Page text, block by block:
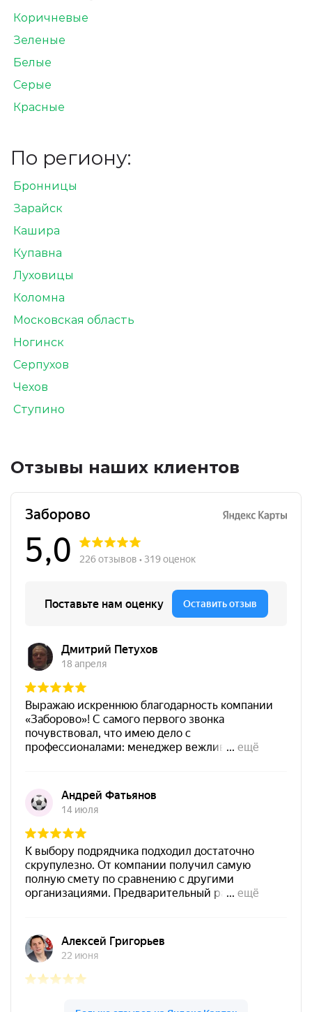
Коричневые
Зеленые
Белые
Серые
Красные
По региону:
Бронницы
Зарайск
Кашира
Купавна
Луховицы
Коломна
Московская область
Ногинск
Серпухов
Чехов
Ступино
Отзывы наших клиентов